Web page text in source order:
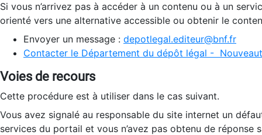
Si vous n’arrivez pas à accéder à un contenu ou à un
orienté vers une alternative accessible ou obtenir le
Envoyer un message : depotlegal.editeur@bnf.fr
Contacter le Département du dépôt légal -
Voies de recours
Cette procédure est à utiliser dans le cas suivant.
Vous avez signalé au responsable du site internet un
services du portail et vous n’avez pas obtenu de réponse